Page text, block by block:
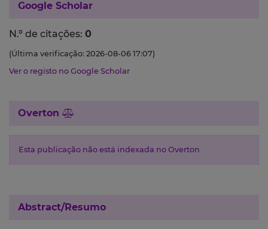
Google Scholar
N.º de citações: 0
(Última verificação: 2026-08-06 17:07)
Ver o registo no Google Scholar
Overton
Esta publicação não está indexada no Overton
Abstract/Resumo